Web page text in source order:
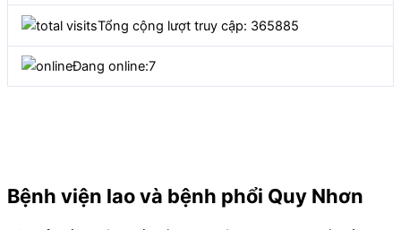
Tổng cộng lượt truy cập: 365885
Đang online:7
Bệnh viện lao và bệnh phổi Quy Nhơn